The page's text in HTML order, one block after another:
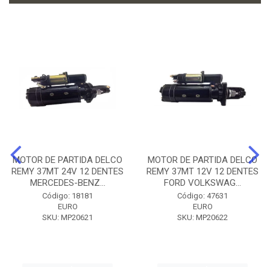
MOTOR DE PARTIDA DELCO
REMY 37MT 24V 12 DENTES
MERCEDES-BENZ...
Código: 18181
EURO
SKU: MP20621
MOTOR DE PARTIDA DELCO
REMY 37MT 12V 12 DENTES
FORD VOLKSWAG...
Código: 47631
EURO
SKU: MP20622